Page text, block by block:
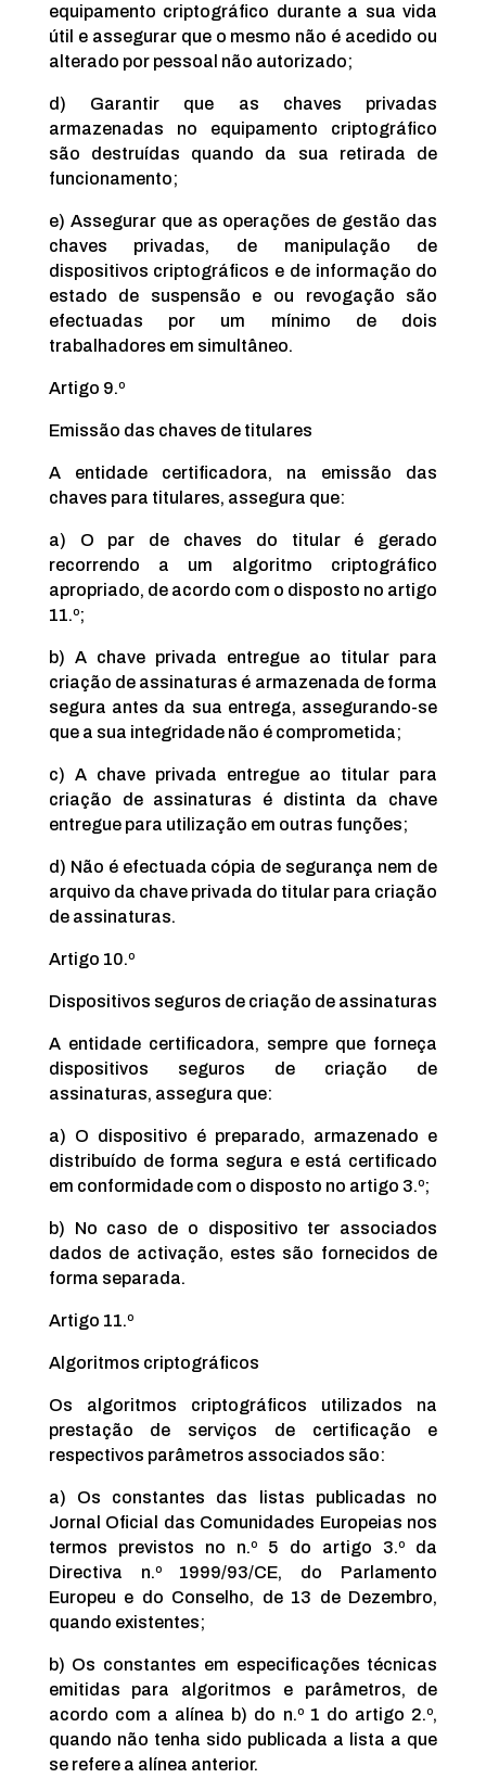
equipamento criptográfico durante a sua vida
útil e assegurar que o mesmo não é acedido ou
alterado por pessoal não autorizado;
d) Garantir que as chaves privadas
armazenadas no equipamento criptográfico
são destruídas quando da sua retirada de
funcionamento;
e) Assegurar que as operações de gestão das
chaves privadas, de manipulação de
dispositivos criptográficos e de informação do
estado de suspensão e ou revogação são
efectuadas por um mínimo de dois
trabalhadores em simultâneo.
Artigo 9.º
Emissão das chaves de titulares
A entidade certificadora, na emissão das
chaves para titulares, assegura que:
a) O par de chaves do titular é gerado
recorrendo a um algoritmo criptográfico
apropriado, de acordo com o disposto no artigo
11.º;
b) A chave privada entregue ao titular para
criação de assinaturas é armazenada de forma
segura antes da sua entrega, assegurando-se
que a sua integridade não é comprometida;
c) A chave privada entregue ao titular para
criação de assinaturas é distinta da chave
entregue para utilização em outras funções;
d) Não é efectuada cópia de segurança nem de
arquivo da chave privada do titular para criação
de assinaturas.
Artigo 10.º
Dispositivos seguros de criação de assinaturas
A entidade certificadora, sempre que forneça
dispositivos seguros de criação de
assinaturas, assegura que:
a) O dispositivo é preparado, armazenado e
distribuído de forma segura e está certificado
em conformidade com o disposto no artigo 3.º;
b) No caso de o dispositivo ter associados
dados de activação, estes são fornecidos de
forma separada.
Artigo 11.º
Algoritmos criptográficos
Os algoritmos criptográficos utilizados na
prestação de serviços de certificação e
respectivos parâmetros associados são:
a) Os constantes das listas publicadas no
Jornal Oficial das Comunidades Europeias nos
termos previstos no n.º 5 do artigo 3.º da
Directiva n.º 1999/93/CE, do Parlamento
Europeu e do Conselho, de 13 de Dezembro,
quando existentes;
b) Os constantes em especificações técnicas
emitidas para algoritmos e parâmetros, de
acordo com a alínea b) do n.º 1 do artigo 2.º,
quando não tenha sido publicada a lista a que
se refere a alínea anterior.